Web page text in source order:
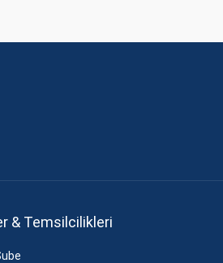
& Temsilcilikleri